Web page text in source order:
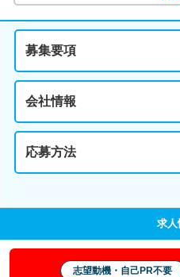
募集要項
会社情報
応募方法
求人
志望動機・自己PR不要